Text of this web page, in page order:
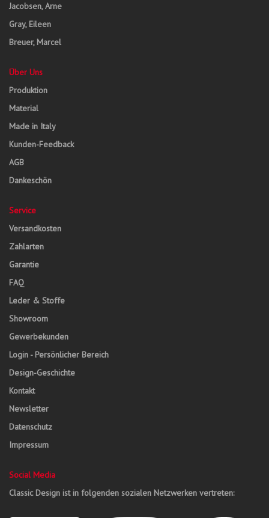
Jacobsen, Arne
Gray, Eileen
Breuer, Marcel
Über Uns
Produktion
Material
Made in Italy
Kunden-Feedback
AGB
Dankeschön
Service
Versandkosten
Zahlarten
Garantie
FAQ
Leder & Stoffe
Showroom
Gewerbekunden
Login - Persönlicher Bereich
Design-Geschichte
Kontakt
Newsletter
Datenschutz
Impressum
Social Media
Classic Design ist in folgenden sozialen Netzwerken vertreten: